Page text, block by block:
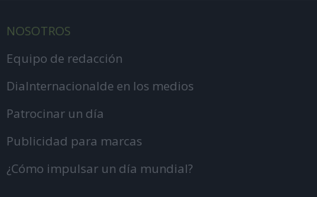
NOSOTROS
Equipo de redacción
DiaInternacionalde en los medios
Patrocinar un día
Publicidad para marcas
¿Cómo impulsar un día mundial?